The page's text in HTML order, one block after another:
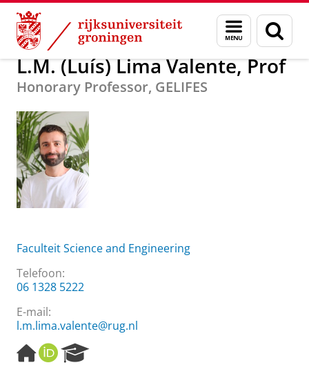
Skip
Content
Skip
Navigation
Menu
en
zoeken
Over ons L.M. (Luís) Lima Valente, Prof
L.M. (Luís) Lima Valente, Prof
Honorary Professor, GELIFES
Faculteit Science and Engineering
Telefoon:
06 1328 5222
E-mail:
l.m.lima.valente@rug.nl
H
o
O
R